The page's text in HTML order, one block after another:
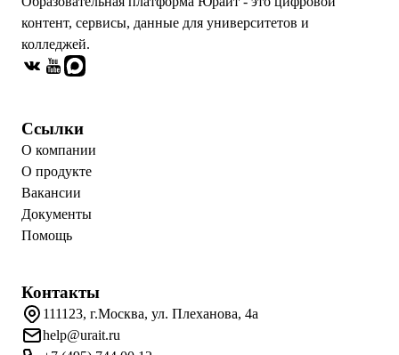
контент, сервисы, данные для университетов и
колледжей.
Ссылки
О компании
О продукте
Вакансии
Документы
Помощь
Контакты
111123, г.Москва, ул. Плеханова, 4а
help@urait.ru